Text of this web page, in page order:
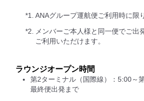
*1. ANAグループ運航便ご利用時に限
*2. メンバーご本人様と同一便でご出
ご利用いただけます。
ラウンジオープン時間
第2ターミナル（国際線）：5:00～
最終便出発まで